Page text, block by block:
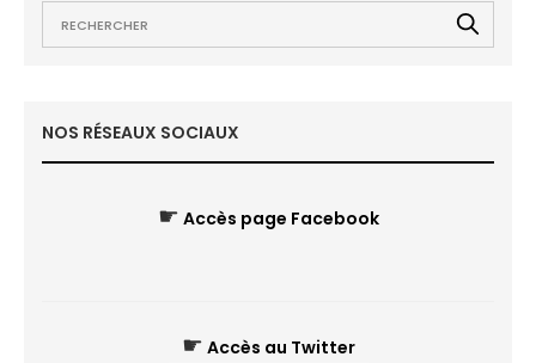
NOS RÉSEAUX SOCIAUX
☛ Accès page Facebook
☛ Accès au Twitter